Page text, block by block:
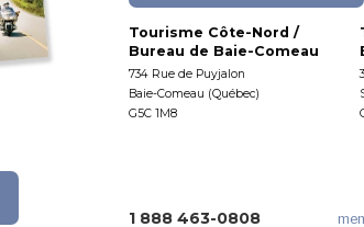
Tourisme Côte-Nord /
Bureau de Baie-Comeau
734 Rue de Puyjalon
Baie-Comeau (Québec)
G5C 1M8
1 888 463-0808